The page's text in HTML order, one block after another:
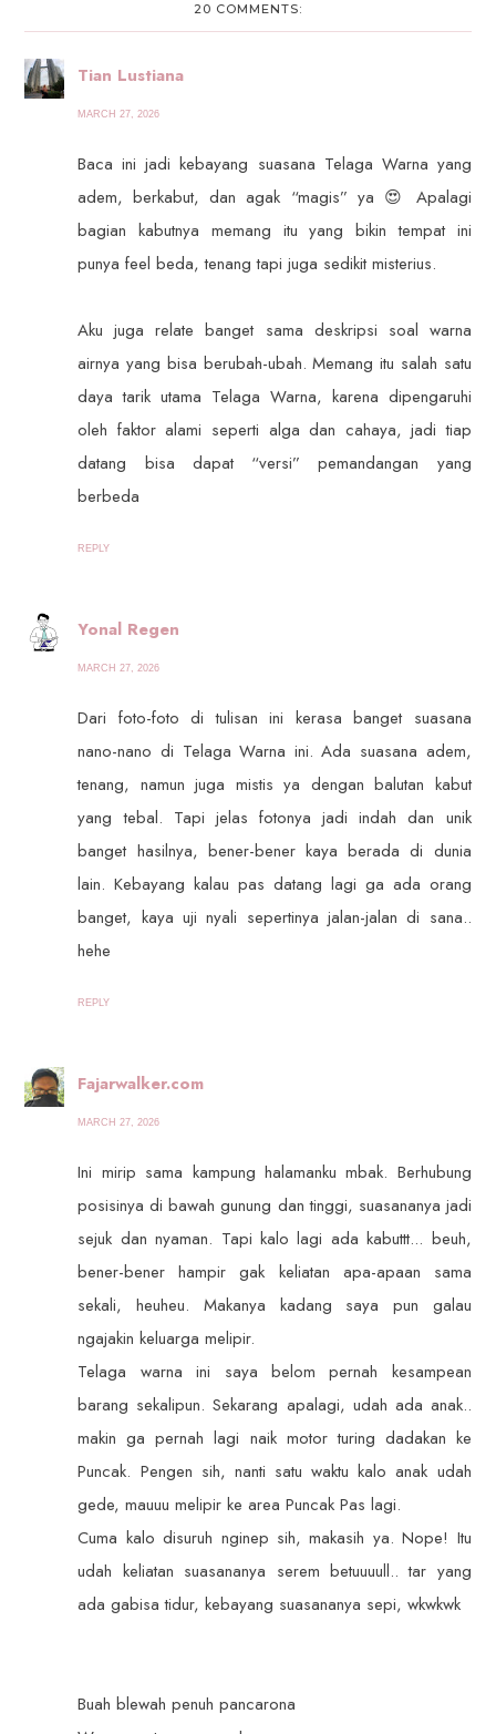
20 COMMENTS:
Tian Lustiana
MARCH 27, 2026
Baca ini jadi kebayang suasana Telaga Warna yang
adem, berkabut, dan agak “magis” ya 😍 Apalagi
bagian kabutnya memang itu yang bikin tempat ini
punya feel beda, tenang tapi juga sedikit misterius.
Aku juga relate banget sama deskripsi soal warna
airnya yang bisa berubah-ubah. Memang itu salah satu
daya tarik utama Telaga Warna, karena dipengaruhi
oleh faktor alami seperti alga dan cahaya, jadi tiap
datang bisa dapat “versi” pemandangan yang
berbeda
REPLY
Yonal Regen
MARCH 27, 2026
Dari foto-foto di tulisan ini kerasa banget suasana
nano-nano di Telaga Warna ini. Ada suasana adem,
tenang, namun juga mistis ya dengan balutan kabut
yang tebal. Tapi jelas fotonya jadi indah dan unik
banget hasilnya, bener-bener kaya berada di dunia
lain. Kebayang kalau pas datang lagi ga ada orang
banget, kaya uji nyali sepertinya jalan-jalan di sana..
hehe
REPLY
Fajarwalker.com
MARCH 27, 2026
Ini mirip sama kampung halamanku mbak. Berhubung
posisinya di bawah gunung dan tinggi, suasananya jadi
sejuk dan nyaman. Tapi kalo lagi ada kabuttt... beuh,
bener-bener hampir gak keliatan apa-apaan sama
sekali, heuheu. Makanya kadang saya pun galau
ngajakin keluarga melipir.
Telaga warna ini saya belom pernah kesampean
barang sekalipun. Sekarang apalagi, udah ada anak..
makin ga pernah lagi naik motor turing dadakan ke
Puncak. Pengen sih, nanti satu waktu kalo anak udah
gede, mauuu melipir ke area Puncak Pas lagi.
Cuma kalo disuruh nginep sih, makasih ya. Nope! Itu
udah keliatan suasananya serem betuuuull.. tar yang
ada gabisa tidur, kebayang suasananya sepi, wkwkwk
Buah blewah penuh pancarona